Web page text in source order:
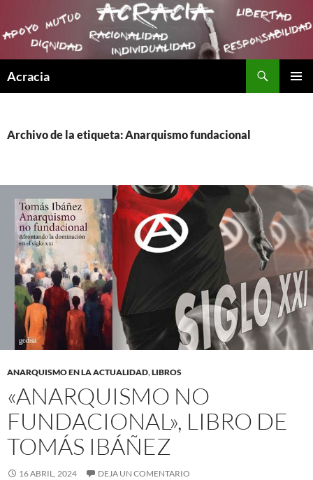
Acracia
Archivo de la etiqueta: Anarquismo fundacional
ANARQUISMO EN LA ACTUALIDAD,LIBROS
«ANARQUISMO NO
FUNDACIONAL», LIBRO DE
TOMÁS IBÁÑEZ
16 ABRIL, 2024 DEJA UN COMENTARIO